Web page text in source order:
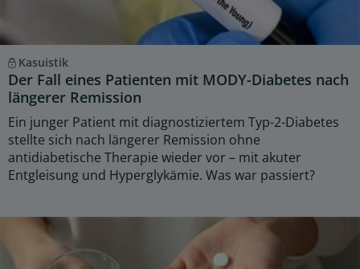
Kasuistik
Der Fall eines Patienten mit MODY-Diabetes nach
längerer Remission
Ein junger Patient mit diagnostiziertem Typ-2-Diabetes
stellte sich nach längerer Remission ohne
antidiabetische Therapie wieder vor – mit akuter
Entgleisung und Hyperglykämie. Was war passiert?